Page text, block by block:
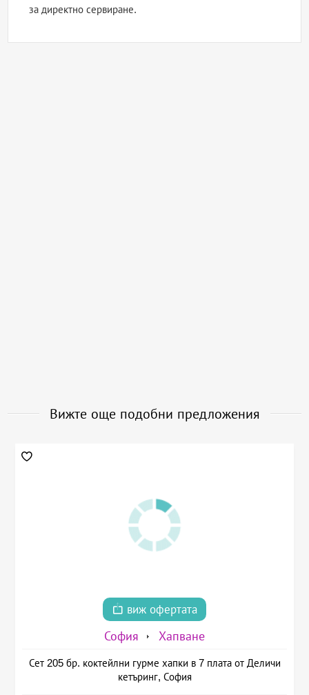
за директно сервиране.
Вижте още подобни предложения
виж офертата
София Хапване
Сет 205 бр. коктейлни гурме хапки в 7 плата от Деличи
кетъринг, София